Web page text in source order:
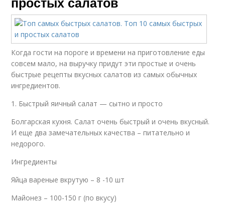
Когда гости на пороге и времени на приготовление еды
совсем мало, на выручку придут эти простые и очень
быстрые рецепты вкусных салатов из самых обычных
ингредиентов.
1. Быстрый яичный салат — сытно и просто
Болгарская кухня. Салат очень быстрый и очень вкусный.
И еще два замечательных качества – питательно и
недорого.
Ингредиенты
Яйца вареные вкрутую – 8 -10 шт
Майонез – 100-150 г (по вкусу)